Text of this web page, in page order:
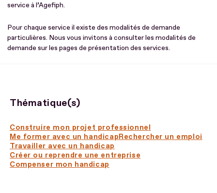
service à l’Agefiph.
Pour chaque service il existe des modalités de demande
particulières. Nous vous invitons à consulter les modalités de
demande sur les pages de présentation des services.
Thématique(s)
Construire mon projet professionnel
Me former avec un handicapRechercher un emploi
Travailler avec un handicap
Créer ou reprendre une entreprise
Compenser mon handicap